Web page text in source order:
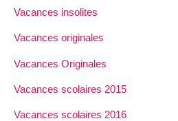
Vacances insolites
Vacances originales
Vacances Originales
Vacances scolaires 2015
Vacances scolaires 2016